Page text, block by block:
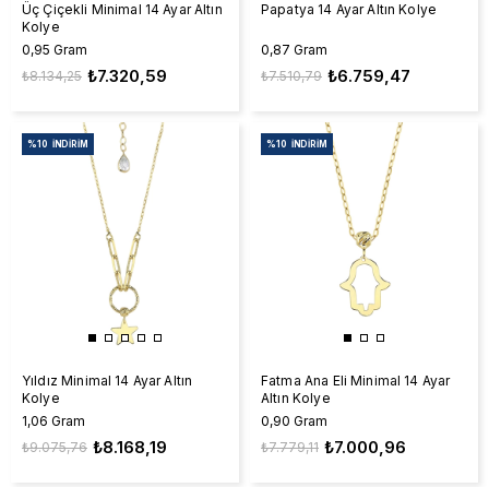
Üç Çiçekli Minimal 14 Ayar Altın
Kolye
0,95 Gram
₺7.320,59
₺8.134,25
Papatya 14 Ayar Altın Kolye
0,87 Gram
₺6.759,47
₺7.510,79
Yıldız Minimal 14 Ayar Altın
Kolye
1,06 Gram
₺8.168,19
₺9.075,76
%10 İNDIRIM
Fatma Ana Eli Minimal 14 Ayar
Altın Kolye
0,90 Gram
₺7.000,96
₺7.779,11
%10 İNDIRIM